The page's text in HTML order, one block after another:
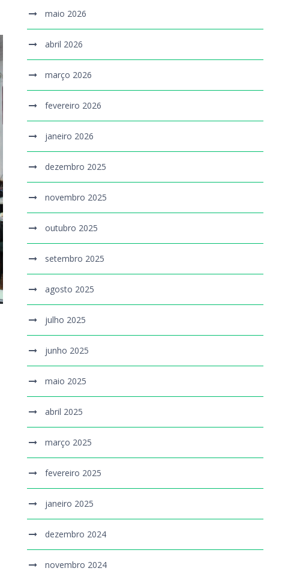
maio 2026
abril 2026
março 2026
fevereiro 2026
janeiro 2026
dezembro 2025
novembro 2025
outubro 2025
setembro 2025
agosto 2025
julho 2025
junho 2025
maio 2025
abril 2025
março 2025
fevereiro 2025
janeiro 2025
dezembro 2024
novembro 2024